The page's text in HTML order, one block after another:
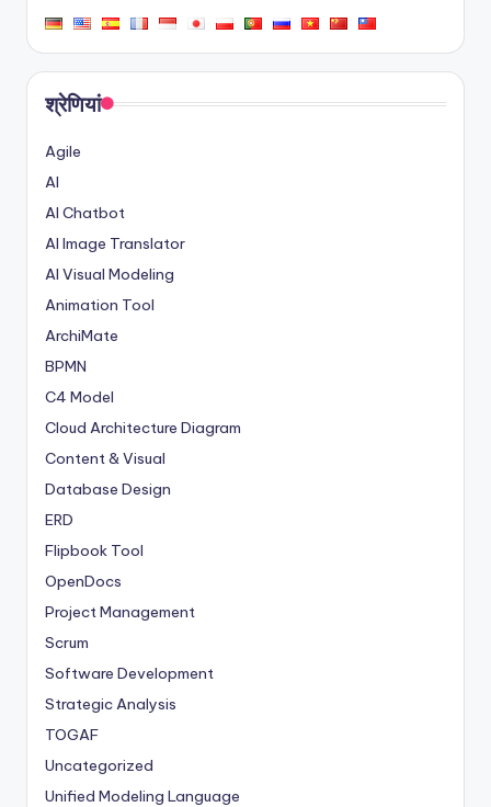
श्रेणियां
Agile
AI
AI Chatbot
AI Image Translator
AI Visual Modeling
Animation Tool
ArchiMate
BPMN
C4 Model
Cloud Architecture Diagram
Content & Visual
Database Design
ERD
Flipbook Tool
OpenDocs
Project Management
Scrum
Software Development
Strategic Analysis
TOGAF
Uncategorized
Unified Modeling Language